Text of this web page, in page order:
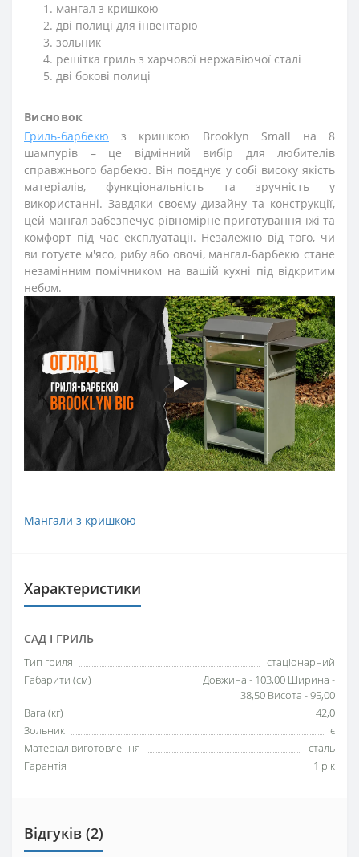
мангал з кришкою
дві полиці для інвентарю
зольник
решітка гриль з харчової нержавіючої сталі
дві бокові полиці
Висновок
Гриль-барбекю з кришкою Brooklyn Small на 8
шампурів – це відмінний вибір для любителів
справжнього барбекю. Він поєднує у собі високу якість
матеріалів, функціональність та зручність у
використанні. Завдяки своєму дизайну та конструкції,
цей мангал забезпечує рівномірне приготування їжі та
комфорт під час експлуатації. Незалежно від того, чи
ви готуєте м'ясо, рибу або овочі, мангал-барбекю стане
незамінним помічником на вашій кухні під відкритим
небом.
Мангали з кришкою
Характеристики
САД І ГРИЛЬ
Тип гриля
стаціонарний
Габарити (см)
Довжина - 103,00 Ширина -
38,50 Висота - 95,00
Вага (кг)
42,0
Зольник
є
Матеріал виготовлення
сталь
Гарантія
1 рік
Відгуків (2)